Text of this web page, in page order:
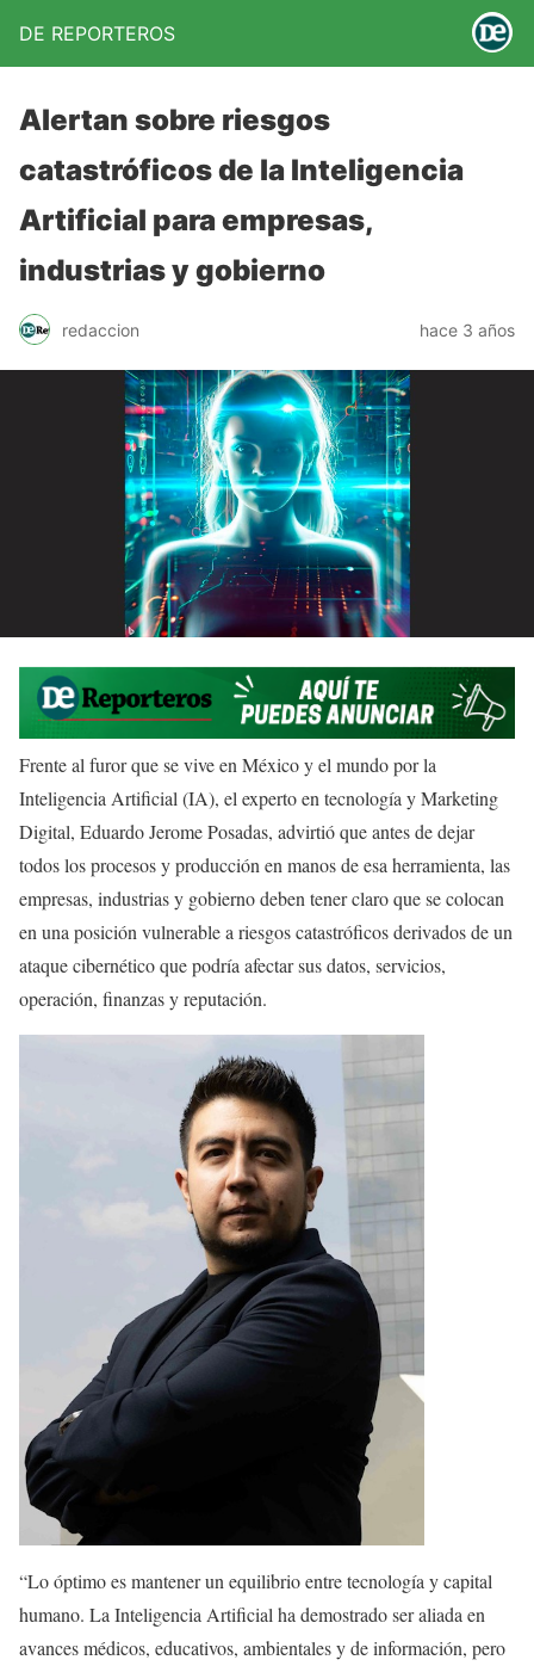
DE REPORTEROS
Alertan sobre riesgos
catastróficos de la Inteligencia
Artificial para empresas,
industrias y gobierno
redaccion hace 3 años
Frente al furor que se vive en México y el mundo por la
Inteligencia Artificial (IA), el experto en tecnología y Marketing
Digital, Eduardo Jerome Posadas, advirtió que antes de dejar
todos los procesos y producción en manos de esa herramienta, las
empresas, industrias y gobierno deben tener claro que se colocan
en una posición vulnerable a riesgos catastróficos derivados de un
ataque cibernético que podría afectar sus datos, servicios,
operación, finanzas y reputación.
“Lo óptimo es mantener un equilibrio entre tecnología y capital
humano. La Inteligencia Artificial ha demostrado ser aliada en
avances médicos, educativos, ambientales y de información, pero